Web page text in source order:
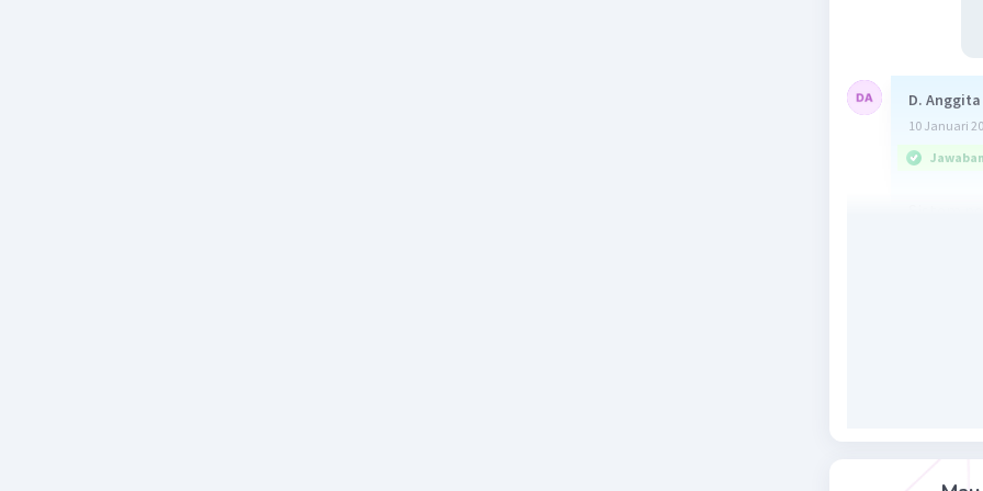
D. Anggita
10 Januari